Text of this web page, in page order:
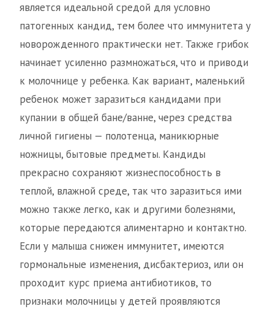
является идеальной средой для условно
патогенных кандид, тем более что иммунитета у
новорожденного практически нет. Также грибок
начинает усиленно размножаться, что и приводи
к молочнице у ребенка. Как вариант, маленький
ребенок может заразиться кандидами при
купании в общей бане/ванне, через средства
личной гигиены — полотенца, маникюрные
ножницы, бытовые предметы. Кандиды
прекрасно сохраняют жизнеспособность в
теплой, влажной среде, так что заразиться ими
можно также легко, как и другими болезнями,
которые передаются алиментарно и контактно.
Если у малыша снижен иммунитет, имеются
гормональные изменения, дисбактериоз, или он
проходит курс приема антибиотиков, то
признаки молочницы у детей проявляются